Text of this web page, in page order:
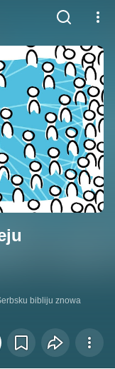
bibliju znowa